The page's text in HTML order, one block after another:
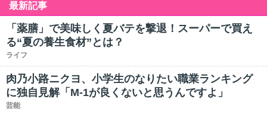
最新記事
「薬膳」で美味しく夏バテを撃退！スーパーで買え
る“夏の養生食材”とは？
ライフ
肉乃小路ニクヨ、小学生のなりたい職業ランキング
に独自見解「M-1が良くないと思うんですよ」
芸能